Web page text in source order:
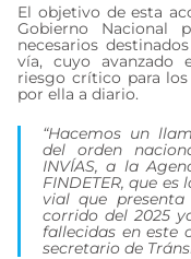
El objetivo de esta
Gobierno Nacional
necesarios
vía, cuyo avanzado
riesgo crítico para
por ella a diario.
“Hacemos un
del orden
INVÍAS, a la
FINDETER, que
vial que
corrido del 2025
fallecidas en este
secretario de